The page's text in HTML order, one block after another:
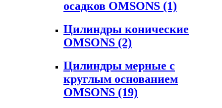
осадков OMSONS (1)
Цилиндры конические
OMSONS (2)
Цилиндры мерные с
круглым основанием
OMSONS (19)